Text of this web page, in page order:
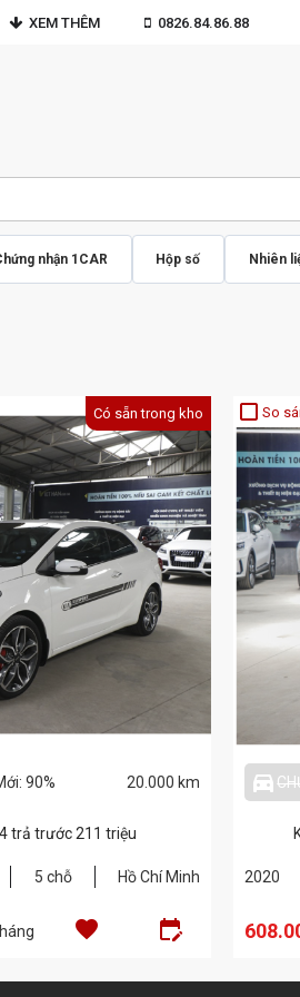
XEM THÊM 0826.84.86.88
nhận 1CAR Hộp số Nhiên
Có sẵn trong kho
90% 20.000 km
trả trước 211 triệu
5 chỗ Hồ Chí Minh
favorite
crop_squareSo
2020